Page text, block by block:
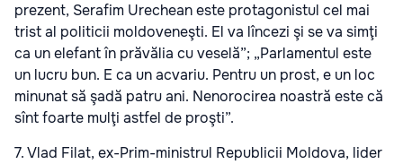
prezent, Serafim Urechean este protagonistul cel mai
trist al politicii moldoveneşti. El va lîncezi şi se va simţi
ca un elefant în prăvălia cu veselă”; „Parlamentul este
un lucru bun. E ca un acvariu. Pentru un prost, e un loc
minunat să şadă patru ani. Nenorocirea noastră este că
sînt foarte mulţi astfel de proşti”.
7. Vlad Filat, ex-Prim-ministrul Republicii Moldova, lider